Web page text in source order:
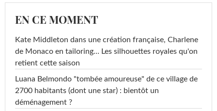
EN CE MOMENT
Kate Middleton dans une création française, Charlene
de Monaco en tailoring… Les silhouettes royales qu'on
retient cette saison
Luana Belmondo "tombée amoureuse" de ce village de
2700 habitants (dont une star) : bientôt un
déménagement ?